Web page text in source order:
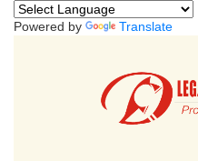
Powered by Translate